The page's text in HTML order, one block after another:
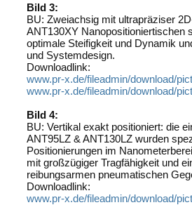
Bild 3:
BU: Zweiachsig mit ultrapräziser
ANT130XY Nanopositioniertischen
optimale Steifigkeit und Dynamik
und Systemdesign.
Downloadlink:
www.pr-x.de/fileadmin/download/
www.pr-x.de/fileadmin/download/
Bild 4:
BU: Vertikal exakt positioniert: die
ANT95LZ & ANT130LZ wurden
Positionierungen im
mit großzügiger Tragfähigkeit und
reibungsarmen pneumatischen
Downloadlink:
www.pr-x.de/fileadmin/download/